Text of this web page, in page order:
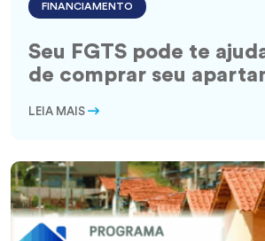
FINANCIAMENTO
Seu FGTS pode te
de comprar seu
LEIA MAIS